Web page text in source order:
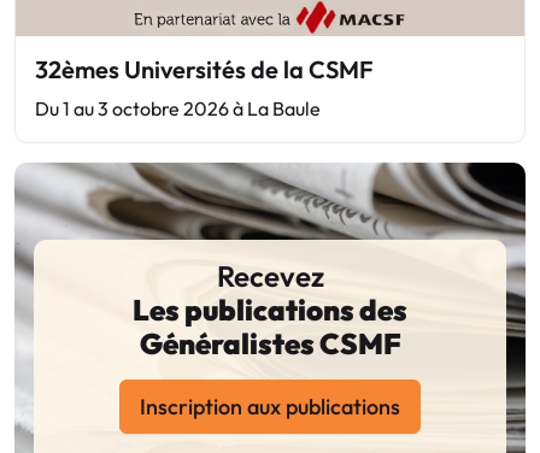
32èmes Universités de la CSMF
Du 1 au 3 octobre 2026 à La Baule
Recevez
Les publications des
Généralistes CSMF
Inscription aux publications